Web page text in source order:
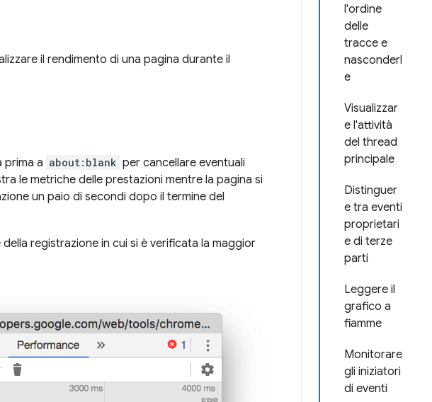
l'ordine
delle
tracce e
nasconderl
e
Visualizzar
e l'attività
del thread
principale
Distinguer
e tra eventi
proprietari
e di terze
parti
Leggere il
grafico a
fiamme
Monitorare
gli iniziatori
di eventi
il rendimento di una pagina durante il
prima a about:blank per cancellare eventuali
le metriche delle prestazioni mentre la pagina si
un paio di secondi dopo il termine del
registrazione in cui si è verificata la maggior